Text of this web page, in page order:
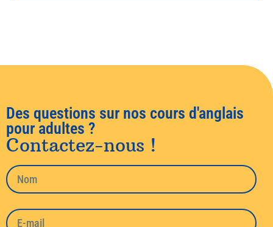
Des questions sur nos cours d'anglais
pour adultes ?
Contactez-nous !